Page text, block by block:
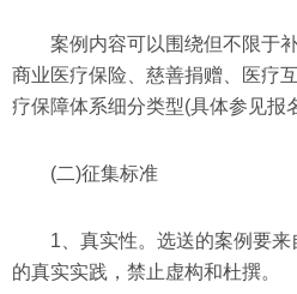
案例内容可以围绕但不限于
商业医疗保险、慈善捐赠、医疗
疗保障体系细分类型(具体参见报
(二)征集标准
1、真实性。选送的案例要
的真实实践，禁止虚构和杜撰。